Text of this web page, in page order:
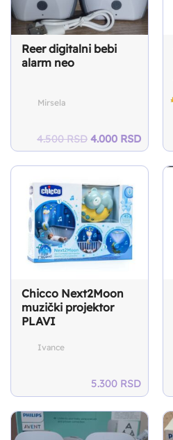
Reer digitalni bebi
alarm neo
Mirsela
4.500RSD Original
price
was:
4.000 RSDCurrent
price
is:
Chicco Next2Moon
muzički projektor
PLAVI
Ivance
5.300 RSD